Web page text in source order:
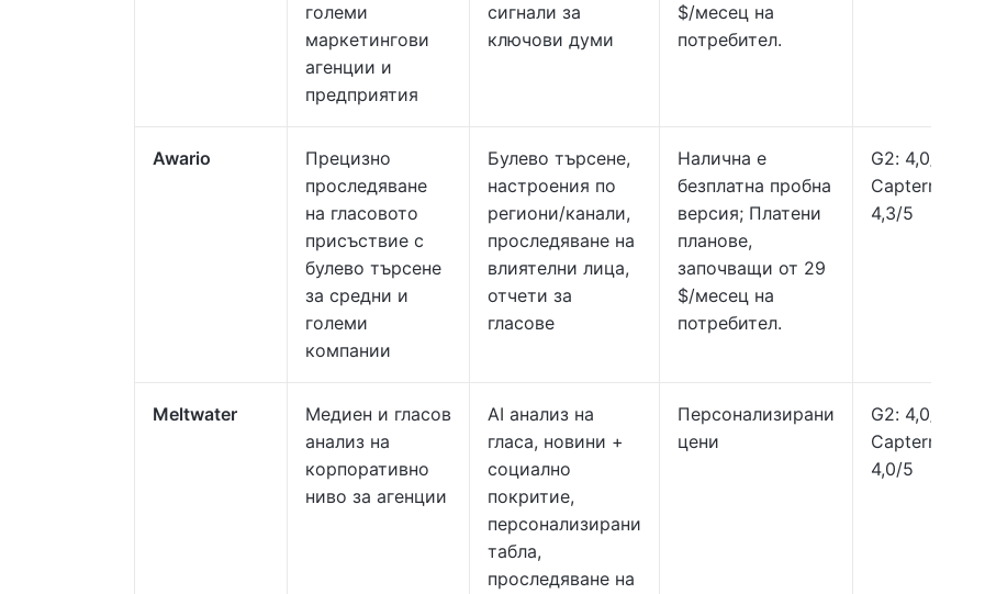
големи
маркетингови
агенции и
предприятия
сигнали за
ключови думи
$/месец на
потребител.
Awario
Прецизно
проследяване
на гласовото
присъствие с
булево търсене
за средни и
големи
компании
Булево търсене,
настроения по
региони/канали,
проследяване на
влиятелни лица,
отчети за
гласове
Налична е
безплатна пробна
версия; Платени
планове,
започващи от 29
$/месец на
потребител.
G2: 4,0/5,
Capterra:
4,3/5
Meltwater
Медиен и гласов
анализ на
корпоративно
ниво за агенции
AI анализ на
гласа, новини +
социално
покритие,
персонализирани
табла,
проследяване на
Персонализирани
цени
G2: 4,0/5,
Capterra:
4,0/5